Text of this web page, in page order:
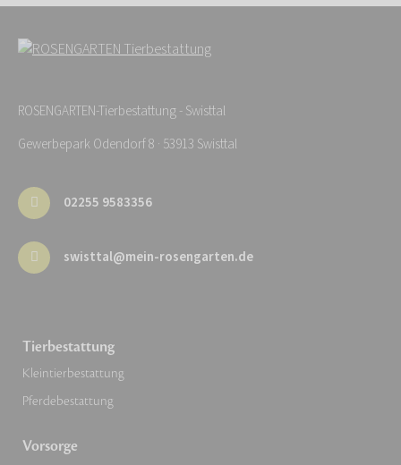
ROSENGARTEN-Tierbestattung - Swisttal
Gewerbepark Odendorf 8 · 53913 Swisttal
02255 9583356
swisttal@mein-rosengarten.de
Tierbestattung
Kleintierbestattung
Pferdebestattung
Vorsorge